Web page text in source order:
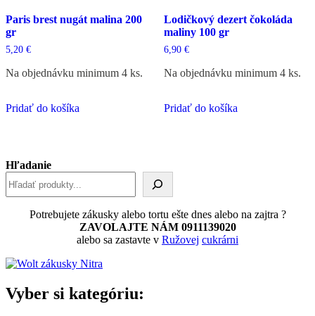
Paris brest nugát malina 200
gr
5,20 €
Na objednávku minimum 4 ks.
Pridať do košíka
Lodičkový dezert čokoláda
maliny 100 gr
6,90 €
Na objednávku minimum 4 ks.
Pridať do košíka
Hľadanie
Potrebujete zákusky alebo tortu ešte dnes alebo na zajtra ?
ZAVOLAJTE NÁM 0911139020
alebo sa zastavte v Ružovej cukrárni
Vyber si kategóriu: